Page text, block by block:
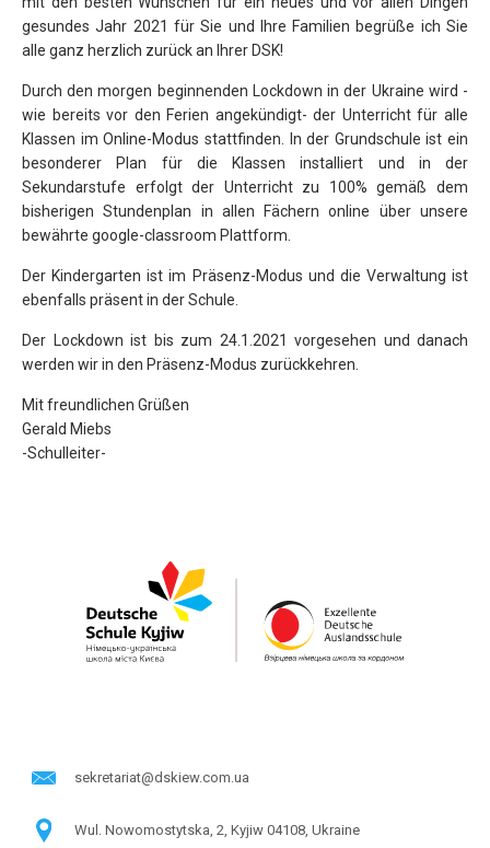
gesundes Jahr 2021 für Sie und Ihre Familien begrüße ich Sie
alle ganz herzlich zurück an Ihrer DSK!
Durch den morgen beginnenden Lockdown in der Ukraine wird -
wie bereits vor den Ferien angekündigt- der Unterricht für alle
Klassen im Online-Modus stattfinden. In der Grundschule ist ein
besonderer Plan für die Klassen installiert und in der
Sekundarstufe erfolgt der Unterricht zu 100% gemäß dem
bisherigen Stundenplan in allen Fächern online über unsere
bewährte google-classroom Plattform.
Der Kindergarten ist im Präsenz-Modus und die Verwaltung ist
ebenfalls präsent in der Schule.
Der Lockdown ist bis zum 24.1.2021 vorgesehen und danach
werden wir in den Präsenz-Modus zurückkehren.
Mit freundlichen Grüßen
Gerald Miebs
-Schulleiter-
sekretariat@dskiew.com.ua
Wul. Nowomostytska, 2, Kyjiw 04108, Ukraine